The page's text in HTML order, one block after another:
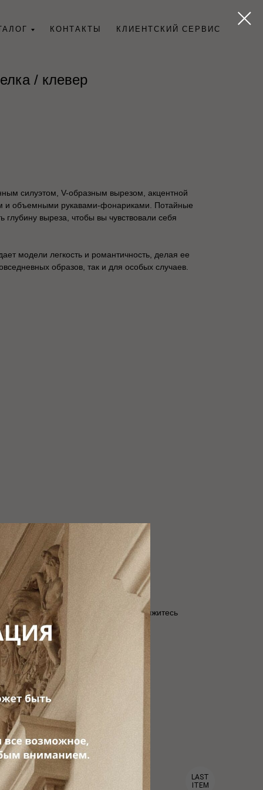
КОНТАКТЫ КЛИЕНТСКИЙ СЕРВИС
/ клевер
силуэтом, V-образным вырезом, акцентной
и объемными рукавами-фонариками. Потайные
глубину выреза, чтобы вы чувствовали себя
модели легкость и романтичность, делая ее
образов, так и для особых случаев.
от Т-банк.
информации и помощи в заказе свяжитесь
напишите нам WhatsApp
LIMITED
LAST
ITEM